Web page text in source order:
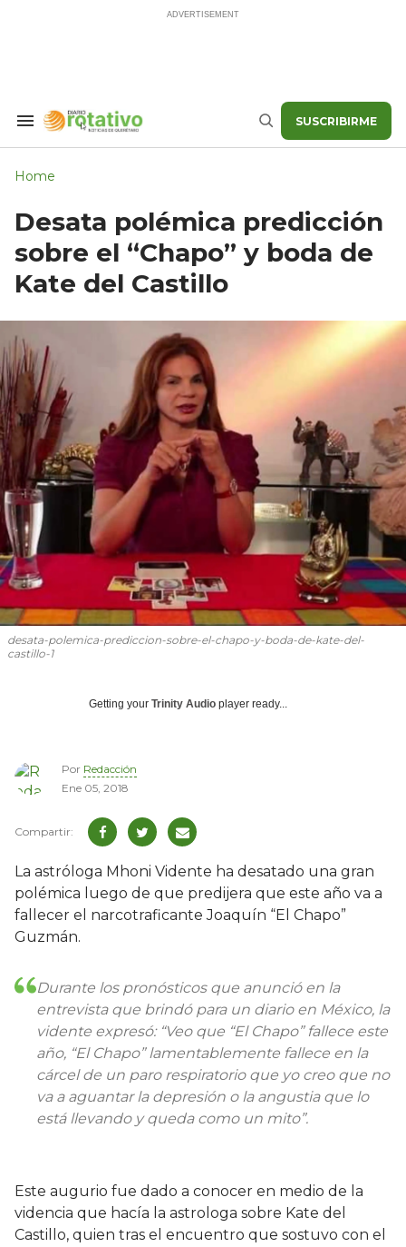
Search
Buscar SUSCRIBIRME
Home
Desata polémica predicción
sobre el “Chapo” y boda de
Kate del Castillo
desata-polemica-prediccion-sobre-el-chapo-y-boda-de-kate-del-
castillo-1
Getting your Trinity Audio player ready...
Por Redacción
Ene 05, 2018
La astróloga Mhoni Vidente ha desatado una gran
polémica luego de que predijera que este año va a
fallecer el narcotraficante Joaquín “El Chapo”
Guzmán.
Durante los pronósticos que anunció en la
entrevista que brindó para un diario en México, la
vidente expresó: “Veo que “El Chapo” fallece este
año, “El Chapo” lamentablemente fallece en la
cárcel de un paro respiratorio que yo creo que no
va a aguantar la depresión o la angustia que lo
está llevando y queda como un mito”.
Este augurio fue dado a conocer en medio de la
videncia que hacía la astrologa sobre Kate del
Castillo, quien tras el encuentro que sostuvo con el